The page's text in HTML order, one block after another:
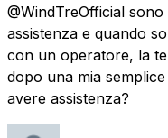
@WindTreOfficial
assistenza e quando
con un operatore, la
dopo una mia
avere assistenza?